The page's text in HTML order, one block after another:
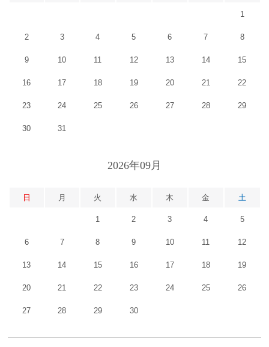
1
2 3 4 5 6 7 8
9 10 11 12 13 14 15
16 17 18 19 20 21 22
23 24 25 26 27 28 29
30 31
2026年09月
日 月 火 水 木 金 土
1 2 3 4 5
6 7 8 9 10 11 12
13 14 15 16 17 18 19
20 21 22 23 24 25 26
27 28 29 30